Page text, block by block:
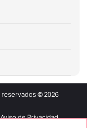
© 2026
Aviso de Privacidad